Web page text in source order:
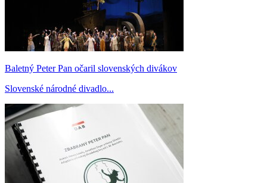
Baletný Peter Pan očaril slovenských divákov
Slovenské národné divadlo...